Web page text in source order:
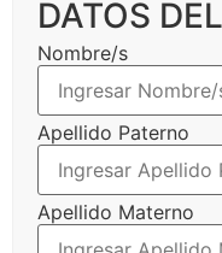
DATOS
Nombre/s
Apellido Paterno
Apellido Materno